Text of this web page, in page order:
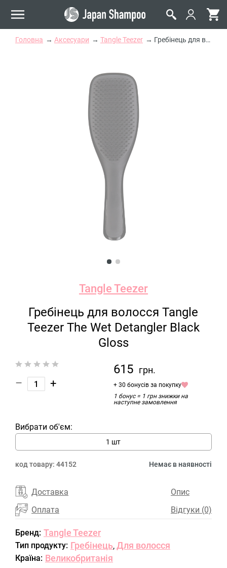
Головна Аксесуари Tangle Teezer Гребінець для волосся Tangle Teezer The Wet Detangler Black Gloss
Tangle Teezer
Гребінець для волосся Tangle
Teezer The Wet Detangler Black
Gloss
– +
615 грн.
+ 30 бонусів за покупку
1 бонус = 1 грн знижки на
наступне замовлення
Вибрати об'єм:
1 шт
код товару: 44152 Немає в наявності
Доставка
Оплата
Опис
Відгуки (0)
Бренд: Tangle Teezer
Тип продукту: Гребінець, Для волосся
Країна: Великобританія